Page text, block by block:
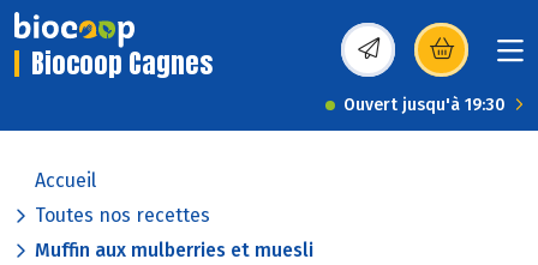
Biocoop Cagnes (s’ouvre dans une
Ouvert jusqu'à 19:30
Accueil
Toutes nos recettes
Muffin aux mulberries et muesli